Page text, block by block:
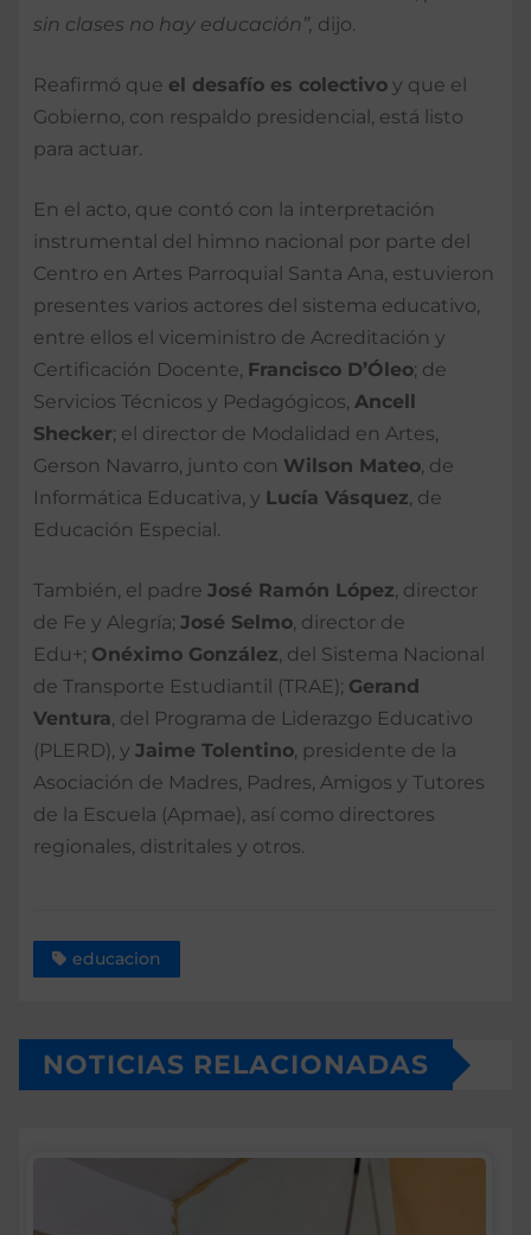
sin clases no hay educación”, dijo.
Reafirmó que el desafío es colectivo y que el
Gobierno, con respaldo presidencial, está listo
para actuar.
En el acto, que contó con la interpretación
instrumental del himno nacional por parte del
Centro en Artes Parroquial Santa Ana, estuvieron
presentes varios actores del sistema educativo,
entre ellos el viceministro de Acreditación y
Certificación Docente, Francisco D’Óleo; de
Servicios Técnicos y Pedagógicos, Ancell
Shecker; el director de Modalidad en Artes,
Gerson Navarro, junto con Wilson Mateo , de
Informática Educativa, y Lucía Vásquez , de
Educación Especial.
También, el padre José Ramón López , director
de Fe y Alegría; José Selmo , director de
Edu+; Onéximo González , del Sistema Nacional
de Transporte Estudiantil (TRAE); Gerand
Ventura , del Programa de Liderazgo Educativo
(PLERD), y Jaime Tolentino , presidente de la
Asociación de Madres, Padres, Amigos y Tutores
de la Escuela (Apmae), así como directores
regionales, distritales y otros.
educacion
NOTICIAS RELACIONADAS